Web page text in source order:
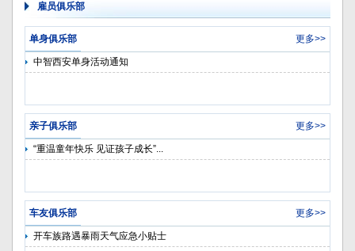
雇员俱乐部
单身俱乐部 更多>>
中智西安单身活动通知
亲子俱乐部 更多>>
“重温童年快乐 见证孩子成长”...
车友俱乐部 更多>>
开车族路遇暴雨天气应急小贴士